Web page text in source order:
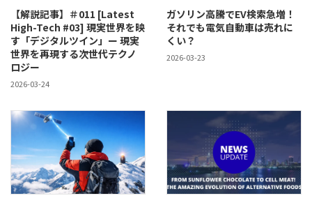
【解説記事】＃011 [Latest
High-Tech #03] 現実世界を映
す「デジタルツイン」ー 現実
世界を再現する次世代テクノ
ロジー
2026-03-24
ガソリン高騰でEV検索急増！
それでも電気自動車は売れに
くい？
2026-03-23